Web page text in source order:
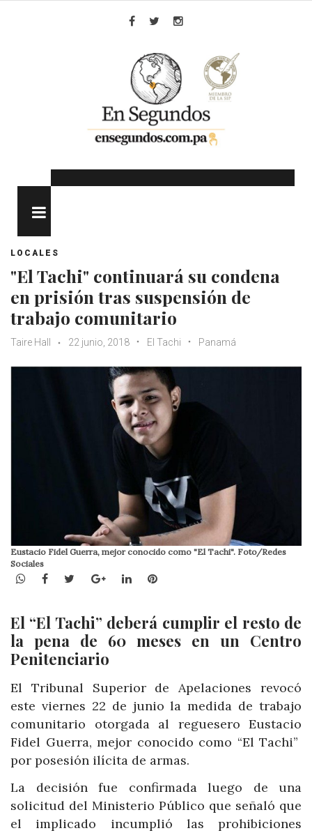
LOCALES
"El Tachi" continuará su condena
en prisión tras suspensión de
trabajo comunitario
Taire Hall 22 junio, 2018 El Tachi Panamá
Eustacio Fidel Guerra, mejor conocido como "El Tachi". Foto/Redes
Sociales
WhatsApp
Facebook
TwitterGoogle+LinkedInPinterest
El “El Tachi” deberá cumplir el resto de
la pena de 60 meses en un Centro
Penitenciario
El Tribunal Superior de Apelaciones revocó
este viernes 22 de junio la medida de trabajo
comunitario otorgada al reguesero Eustacio
Fidel Guerra, mejor conocido como “El Tachi”
por posesión ilícita de armas.
La decisión fue confirmada luego de una
solicitud del Ministerio Público que señaló que
el implicado incumplió las prohibiciones